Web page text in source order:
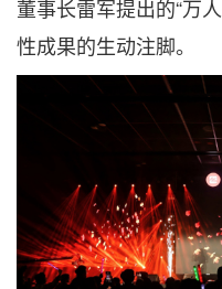
董事长雷军提出的“万
性成果的生动注脚。